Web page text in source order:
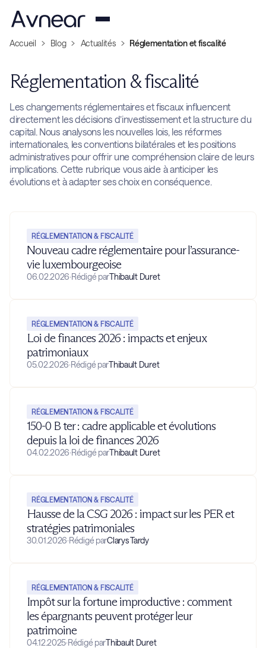
Accueil Blog Actualités Réglementation et fiscalité
Réglementation & fiscalité
Les changements réglementaires et fiscaux influencent
directement les décisions d’investissement et la structure du
capital. Nous analysons les nouvelles lois, les réformes
internationales, les conventions bilatérales et les positions
administratives pour offrir une compréhension claire de leurs
implications. Cette rubrique vous aide à anticiper les
évolutions et à adapter ses choix en conséquence.
RÉGLEMENTATION & FISCALITÉ
Nouveau cadre réglementaire pour l’assurance-
vie luxembourgeoise
06.02.2026·Rédigé parThibault Duret
RÉGLEMENTATION & FISCALITÉ
Loi de finances 2026 : impacts et enjeux
patrimoniaux
05.02.2026·Rédigé parThibault Duret
RÉGLEMENTATION & FISCALITÉ
150-0 B ter : cadre applicable et évolutions
depuis la loi de finances 2026
04.02.2026·Rédigé parThibault Duret
RÉGLEMENTATION & FISCALITÉ
Hausse de la CSG 2026 : impact sur les PER et
stratégies patrimoniales
30.01.2026·Rédigé parClarys Tardy
RÉGLEMENTATION & FISCALITÉ
Impôt sur la fortune improductive : comment
les épargnants peuvent protéger leur
patrimoine
04.12.2025·Rédigé parThibault Duret